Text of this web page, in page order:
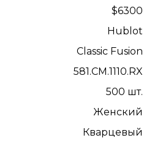
$6300
Hublot
Classic Fusion
581.CM.1110.RX
500 шт.
Женский
Кварцевый